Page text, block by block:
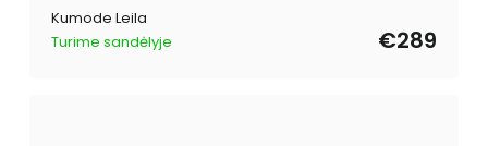
Kumode Leila
Turime sandėlyje
€289